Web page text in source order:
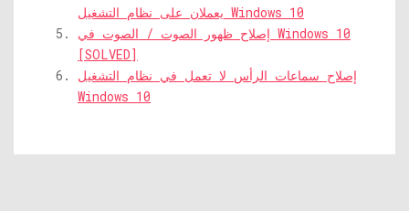
يعملان على نظام التشغيل Windows 10
إصلاح ظهور الصوت / الصوت في Windows 10
[SOLVED]
إصلاح سماعات الرأس لا تعمل في نظام التشغيل
Windows 10